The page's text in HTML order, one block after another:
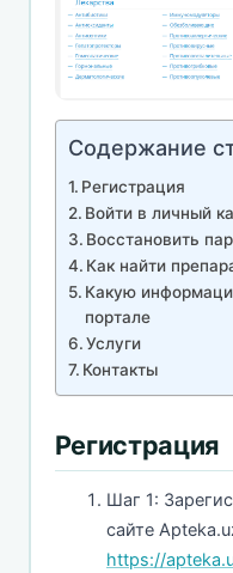
Содержание
Регистрация
Войти в личный
Восстановить
Как найти
Какую
портале
Услуги
Контакты
Регистрация
Шаг 1:
сайте
https://